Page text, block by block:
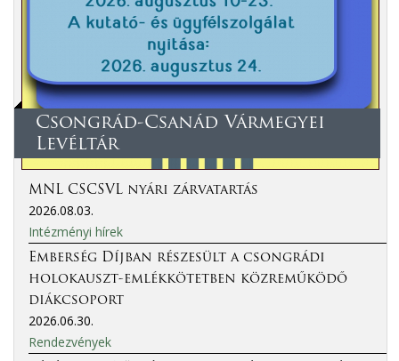
Csongrád-Csanád Vármegyei
Levéltár
MNL CSCSVL nyári zárvatartás
2026.08.03.
Intézményi hírek
Emberség Díjban részesült a csongrádi
holokauszt-emlékkötetben közreműködő
diákcsoport
2026.06.30.
Rendezvények